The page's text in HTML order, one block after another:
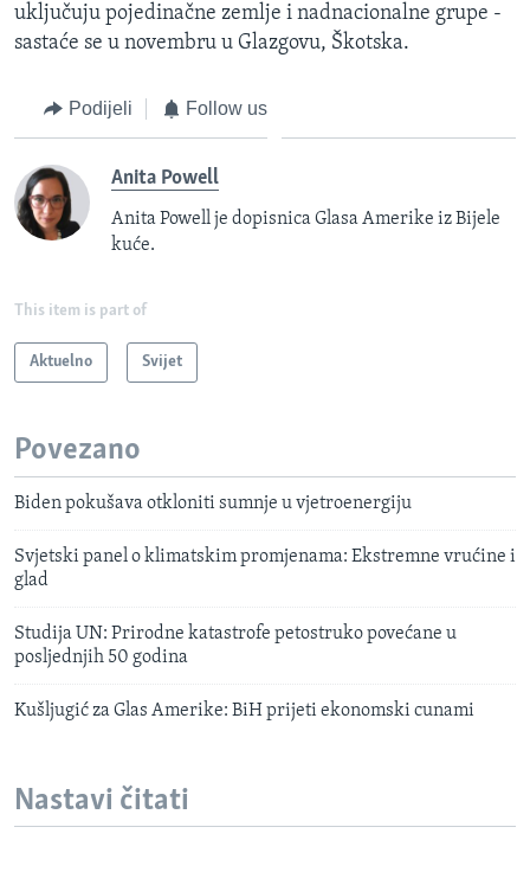
uključuju pojedinačne zemlje i nadnacionalne grupe -
sastaće se u novembru u Glazgovu, Škotska.
Podijeli Follow us
Anita Powell
Anita Powell je dopisnica Glasa Amerike iz Bijele
kuće.
This item is part of
Aktuelno Svijet
Povezano
Biden pokušava otkloniti sumnje u vjetroenergiju
Svjetski panel o klimatskim promjenama: Ekstremne vrućine i
glad
Studija UN: Prirodne katastrofe petostruko povećane u
posljednjih 50 godina
Kušljugić za Glas Amerike: BiH prijeti ekonomski cunami
Nastavi čitati